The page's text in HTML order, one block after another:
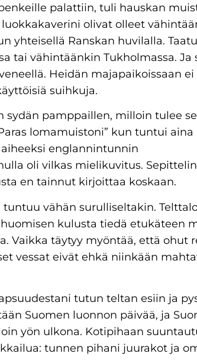
palattiin, tuli hauskan
olivat olleet
yhteisellä Ranskan huvilalla.
tai vähintäänkin Tukholmassa. Ja
Heidän majapaikoissaan ei
suihkuja.
sydän pamppaillen, milloin tulee
lomamuistoni” kun tuntui aina
englannintunnin
oli vilkas mielikuvitus.
en tainnut kirjoittaa koskaan.
vähän surulliseltakin.
kulusta tiedä etukäteen
Vaikka täytyy myöntää, että ohut
vessat eivät ehkä niinkään
tutun teltan esiin ja
Suomen luonnon päivää, ja
yön ulkona. Kotipihaan
tunnen pihani juurakot ja